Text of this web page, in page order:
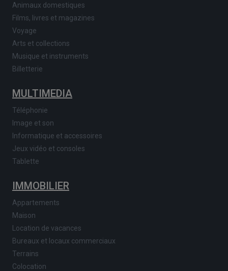
Animaux domestiques
Films, livres et magazines
Voyage
Arts et collections
Musique et instruments
Billetterie
MULTIMEDIA
Téléphonie
Image et son
Informatique et accessoires
Jeux vidéo et consoles
Tablette
IMMOBILIER
Appartements
Maison
Location de vacances
Bureaux et locaux commerciaux
Terrains
Colocation